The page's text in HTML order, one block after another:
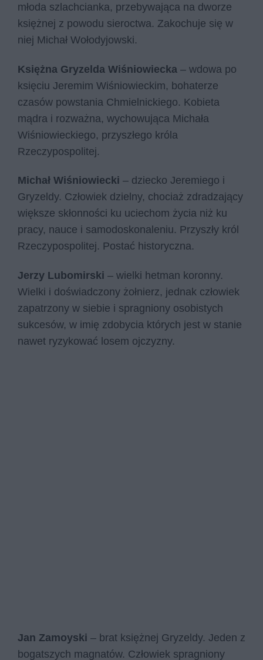
młoda szlachcianka, przebywająca na dworze
księżnej z powodu sieroctwa. Zakochuje się w
niej Michał Wołodyjowski.
Księżna Gryzelda Wiśniowiecka – wdowa po
księciu Jeremim Wiśniowieckim, bohaterze
czasów powstania Chmielnickiego. Kobieta
mądra i rozważna, wychowująca Michała
Wiśniowieckiego, przyszłego króla
Rzeczypospolitej.
Michał Wiśniowiecki – dziecko Jeremiego i
Gryzeldy. Człowiek dzielny, chociaż zdradzający
większe skłonności ku uciechom życia niż ku
pracy, nauce i samodoskonaleniu. Przyszły król
Rzeczypospolitej. Postać historyczna.
Jerzy Lubomirski – wielki hetman koronny.
Wielki i doświadczony żołnierz, jednak człowiek
zapatrzony w siebie i spragniony osobistych
sukcesów, w imię zdobycia których jest w stanie
nawet ryzykować losem ojczyzny.
Jan Zamoyski – brat księżnej Gryzeldy. Jeden z
bogatszych magnatów. Człowiek spragniony